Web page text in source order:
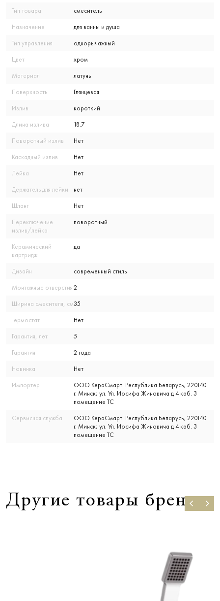
Тип товара смеситель
Назначение для ванны и душа
Тип управления однорычажный
Цвет хром
Материал латунь
Поверхность Глянцевая
Излив короткий
Длина излива 18.7
Поворотный излив Нет
Каскадный излив Нет
Лейка Нет
Держатель для лейки нет
Шланг Нет
Переключение
излив/лейка
поворотный
Керамический
картридж
да
Дизайн современный стиль
Монтажные отверстия 2
Ширина смесителя, см35
Термостат Нет
Гарантия, лет 5
Гарантия 2 года
Новинка Нет
Импортер
ООО КераСмарт. Республика Беларусь, 220140
г. Минск; ул. Ул. Иосифа Жиновича д 4 каб. 3
помещение ТС
Сервисная служба
ООО КераСмарт. Республика Беларусь, 220140
г. Минск; ул. Ул. Иосифа Жиновича д 4 каб. 3
помещение ТС
Другие товары бренда